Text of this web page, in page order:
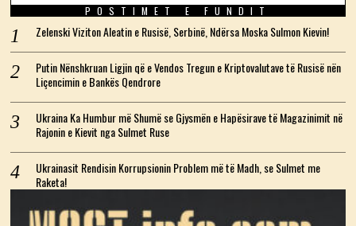
POSTIMET E FUNDIT
Zelenski Viziton Aleatin e Rusisë, Serbinë, Ndërsa Moska Sulmon Kievin!
Putin Nënshkruan Ligjin që e Vendos Tregun e Kriptovalutave të Rusisë nën
Liçencimin e Bankës Qendrore
Ukraina Ka Humbur më Shumë se Gjysmën e Hapësirave të Magazinimit në
Rajonin e Kievit nga Sulmet Ruse
Ukrainasit Rendisin Korrupsionin Problem më të Madh, se Sulmet me
Raketa!